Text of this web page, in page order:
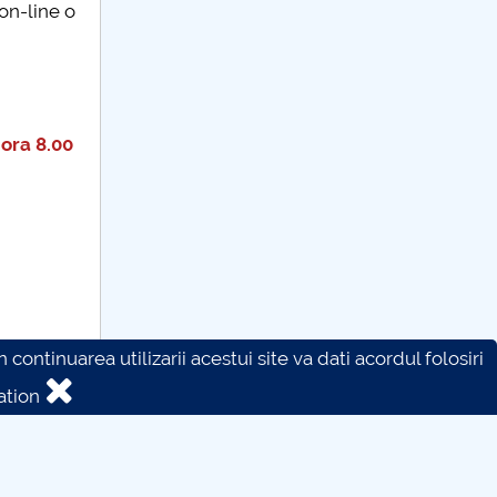
line o
8.00
continuarea utilizarii acestui site va dati acordul folosiri